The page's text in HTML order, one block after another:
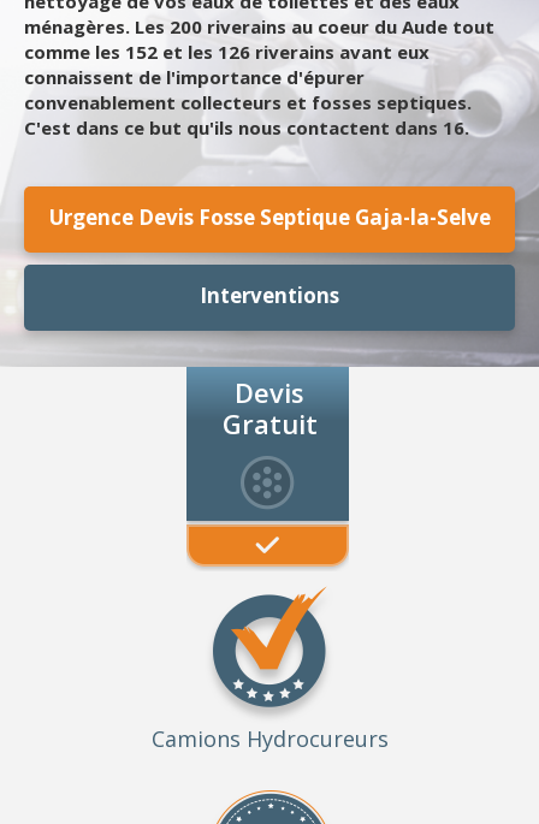
ménagères. Les 200 riverains au coeur du Aude tout
comme les 152 et les 126 riverains avant eux
connaissent de l'importance d'épurer
convenablement collecteurs et fosses septiques.
C'est dans ce but qu'ils nous contactent dans 16.
Urgence Devis Fosse Septique Gaja-la-Selve
Interventions
Devis
Gratuit
Camions Hydrocureurs